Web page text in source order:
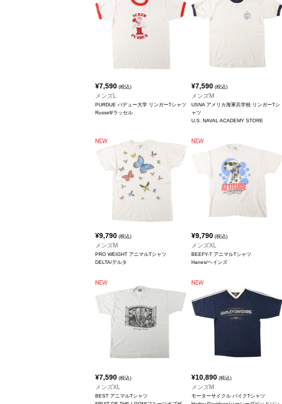
¥7,590 (税込)
メンズL
PURDUE パデュー大学 リンガーTシャツ
Russell/ラッセル
¥7,590 (税込)
メンズM
USNA アメリカ海軍兵学校 リンガーTシ
ャツ
U.S. NAVAL ACADEMY STORE
¥9,790 (税込)
メンズM
PRO WEIGHT アニマルTシャツ
DELTA/デルタ
¥9,790 (税込)
メンズXL
BEEFY-T アニマルTシャツ
Hanes/ヘインズ
¥7,590 (税込)
メンズXL
BEST アニマルTシャツ
¥10,890 (税込)
メンズM
モーターサイクル バイクTシャツ